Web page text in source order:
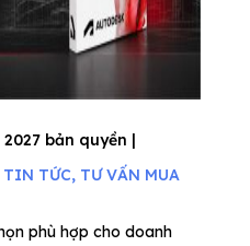
bản quyền |
TIN TỨC, TƯ VẤN MUA
phù hợp cho doanh